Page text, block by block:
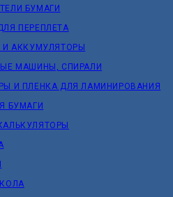
БУМАГИ
ПЕРЕПЛЕТА
И АККУМУЛЯТОРЫ
МАШИНЫ, СПИРАЛИ
И ПЛЕНКА ДЛЯ ЛАМИНИРОВАНИЯ
БУМАГИ